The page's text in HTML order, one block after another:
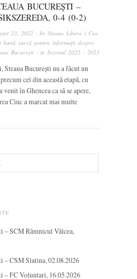
BUCUREȘTI –
0-4 (0-2)
23, 2022 · bySteaua Libera | Cea
bună sursă pentru informații despre
București · inSezonul 2022 - 2023
Steaua București nu a făcut un
cel din această etapă, cu
venit în Ghencea ca să se apere,
Ciuc a marcat mai multe
– SCM Râmnicul Vâlcea,
– CSM Slatina, 02.08.2026
– FC Voluntari, 16.05.2026